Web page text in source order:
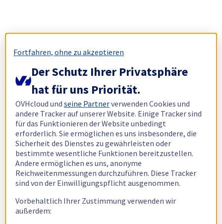
Fortfahren, ohne zu akzeptieren
Der Schutz Ihrer Privatsphäre
hat für uns Priorität.
OVHcloud undseine Partnerverwenden Cookies und
andere Tracker auf unserer Website. Einige Tracker sind
für das Funktionieren der Website unbedingt
erforderlich. Sie ermöglichen es uns insbesondere, die
Sicherheit des Dienstes zu gewährleisten oder
bestimmte wesentliche Funktionen bereitzustellen.
Andere ermöglichen es uns, anonyme
Reichweitenmessungen durchzuführen. Diese Tracker
sind von der Einwilligungspflicht ausgenommen.
Vorbehaltlich Ihrer Zustimmung verwenden wir
außerdem: